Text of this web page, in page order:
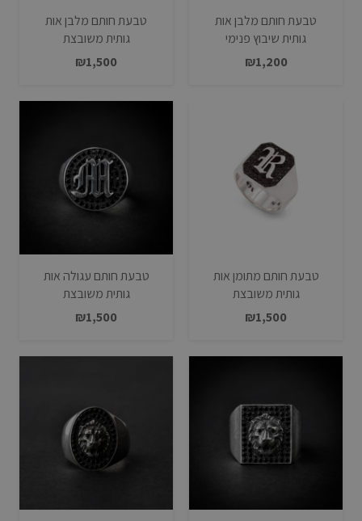
טבעת חותם מלבן אות
גותית שיבוץ פנימי
₪1,200
טבעת חותם מלבן אות
גותית משובצת
₪1,500
טבעת חותם מתומן אות
גותית משובצת
₪1,500
טבעת חותם עגולה אות
גותית משובצת
₪1,500